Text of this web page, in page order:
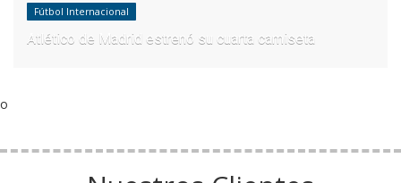
Fútbol Internacional
Atlético de Madrid estrenó su cuarta camiseta
o